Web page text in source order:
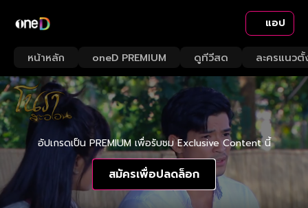
แอป
หน้าหลัก oneD PREMIUM ดูทีวีสด ละครแนวตั้
อัปเกรดเป็น PREMIUM เพื่อรับชม Exclusive Content นี้
สมัครเพื่อปลดล็อก